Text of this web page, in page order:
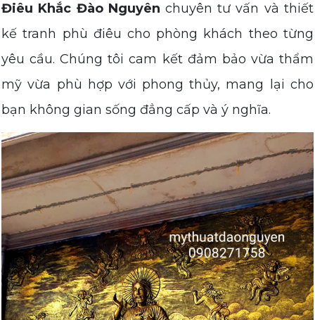
Điêu Khắc Đào Nguyên chuyên tư vấn và thiết
kế tranh phù điêu cho phòng khách theo từng
yêu cầu. Chúng tôi cam kết đảm bảo vừa thẩm
mỹ vừa phù hợp với phong thủy, mang lại cho
bạn không gian sống đẳng cấp và ý nghĩa.